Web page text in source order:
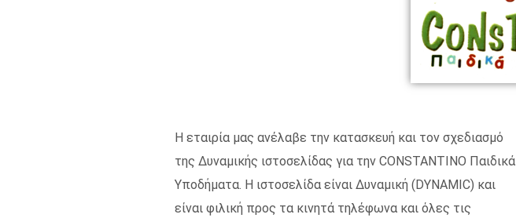
Η εταιρία μας ανέλαβε την κατασκευή και τον σχεδιασμό
της Δυναμικής ιστοσελίδας για την CONSTANTINO Παιδικά
Υποδήματα. Η ιστοσελίδα είναι Δυναμική (DYNAMIC) και
είναι φιλική προς τα κινητά τηλέφωνα και όλες τις